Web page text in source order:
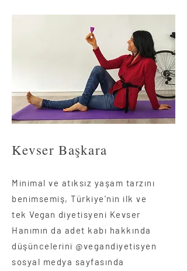
Kevser Başkara
Minimal ve atıksız yaşam tarzını
benimsemiş, Türkiye'nin ilk ve
tek Vegan diyetisyeni Kevser
Hanımın da adet kabı hakkında
düşüncelerini @vegandiyetisyen
sosyal medya sayfasında